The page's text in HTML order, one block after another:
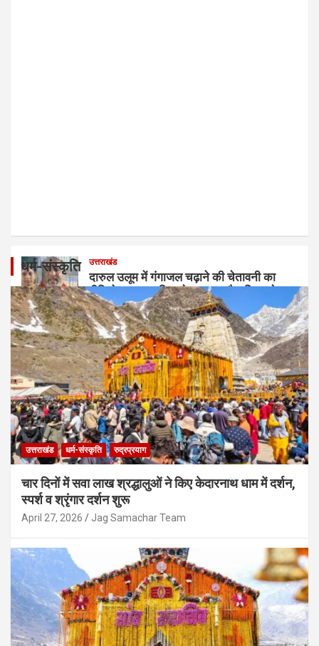
उत्तराखंड
दारुल उलूम में गंगाजल चढ़ाने की चेतावनी का
वीडियो वायरल, पुलिस ने कहा- माहौल बिगाड़ने
वालों पर होगी कड़ी कार्रवाई
August 9, 2026 Jag Samachar Team
धर्म-संस्कृति
उत्तराखंड धर्म-संस्कृति रुद्रप्रयाग
चार दिनों में सवा लाख श्रद्धालुओं ने किए केदारनाथ धाम में दर्शन,
स्पर्श व श्रृंगार दर्शन शुरू
April 27, 2026 Jag Samachar Team